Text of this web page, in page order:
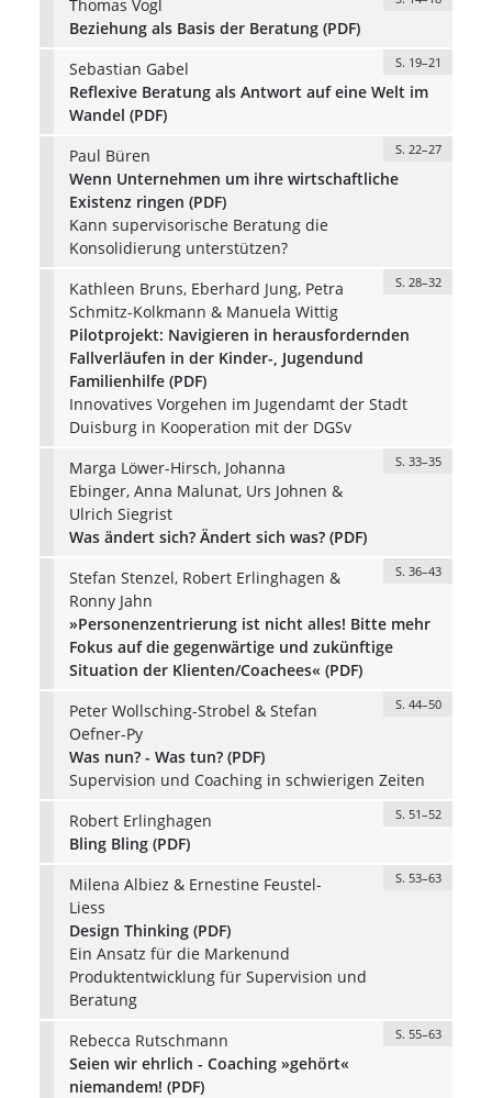
Thomas Vogl
Beziehung als Basis der Beratung (PDF)
Sebastian Gabel
S. 19–21
Reflexive Beratung als Antwort auf eine Welt im
Wandel (PDF)
Paul Büren
S. 22–27
Wenn Unternehmen um ihre wirtschaftliche
Existenz ringen (PDF)
Kann supervisorische Beratung die
Konsolidierung unterstützen?
Kathleen Bruns, Eberhard Jung, Petra
Schmitz-Kolkmann & Manuela Wittig
S. 28–32
Pilotprojekt: Navigieren in herausfordernden
Fallverläufen in der Kinder-, Jugendund
Familienhilfe (PDF)
Innovatives Vorgehen im Jugendamt der Stadt
Duisburg in Kooperation mit der DGSv
Marga Löwer-Hirsch, Johanna
Ebinger, Anna Malunat, Urs Johnen &
Ulrich Siegrist
S. 33–35
Was ändert sich? Ändert sich was? (PDF)
Stefan Stenzel, Robert Erlinghagen &
Ronny Jahn
S. 36–43
»Personenzentrierung ist nicht alles! Bitte mehr
Fokus auf die gegenwärtige und zukünftige
Situation der Klienten/Coachees« (PDF)
Peter Wollsching-Strobel & Stefan
Oefner-Py
S. 44–50
Was nun? - Was tun? (PDF)
Supervision und Coaching in schwierigen Zeiten
Robert Erlinghagen
S. 51–52
Bling Bling (PDF)
Milena Albiez & Ernestine Feustel-
Liess
S. 53–63
Design Thinking (PDF)
Ein Ansatz für die Markenund
Produktentwicklung für Supervision und
Beratung
Rebecca Rutschmann
S. 55–63
Seien wir ehrlich - Coaching »gehört«
niemandem! (PDF)